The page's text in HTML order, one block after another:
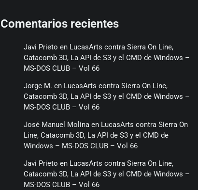
hasta
€20,50
Comentarios recientes
Javi Prieto en LucasArts contra Sierra On Line,
Catacomb 3D, La API de S3 y el CMD de Windows –
MS-DOS CLUB – Vol 66
Jorge M. en LucasArts contra Sierra On Line,
Catacomb 3D, La API de S3 y el CMD de Windows –
MS-DOS CLUB – Vol 66
José Manuel Molinaen LucasArts contra Sierra On
Line, Catacomb 3D, La API de S3 y el CMD de
Windows – MS-DOS CLUB – Vol 66
Javi Prieto en LucasArts contra Sierra On Line,
Catacomb 3D, La API de S3 y el CMD de Windows –
MS-DOS CLUB – Vol 66